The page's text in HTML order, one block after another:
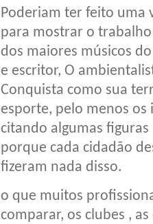
Poderiam ter feito uma
para mostrar o
dos maiores músicos
e escritor, O
Conquista como sua
esporte, pelo menos
citando algumas
porque cada cidadão
fizeram nada disso.
o que muitos
comparar, os clubes ,